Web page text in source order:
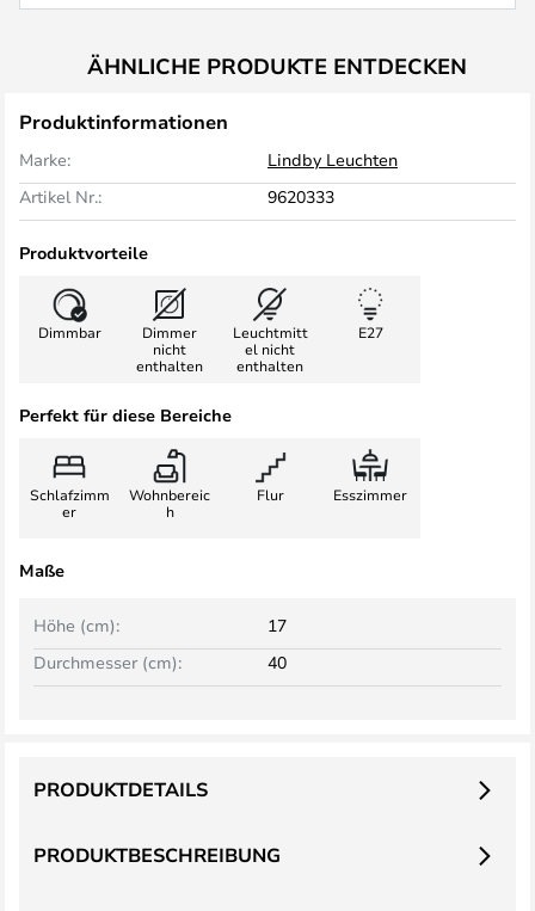
ÄHNLICHE PRODUKTE ENTDECKEN
Produktinformationen
Marke:
Lindby Leuchten
Artikel Nr.:
9620333
Produktvorteile
Dimmbar
Dimmer
nicht
enthalten
Leuchtmitt
el nicht
enthalten
E27
Perfekt für diese Bereiche
Schlafzimm
er
Wohnbereic
h
Flur Esszimmer
Maße
Höhe (cm):
17
Durchmesser (cm):
40
PRODUKTBESCHREIBUNG
PRODUKTDETAILS